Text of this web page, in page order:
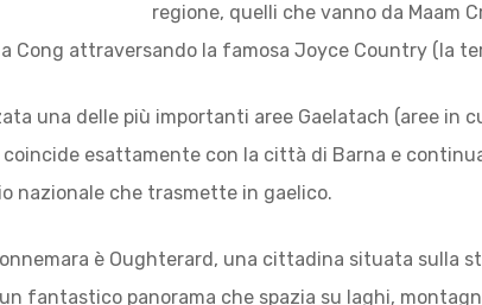
regione, quelli che vanno da Maam
Cong attraversando la famosa Joyce Country (la
una delle più importanti aree Gaelatach (aree in
coincide esattamente con la città di Barna e
nazionale che trasmette in gaelico.
è Oughterard, una cittadina situata sulla
fantastico panorama che spazia su laghi,